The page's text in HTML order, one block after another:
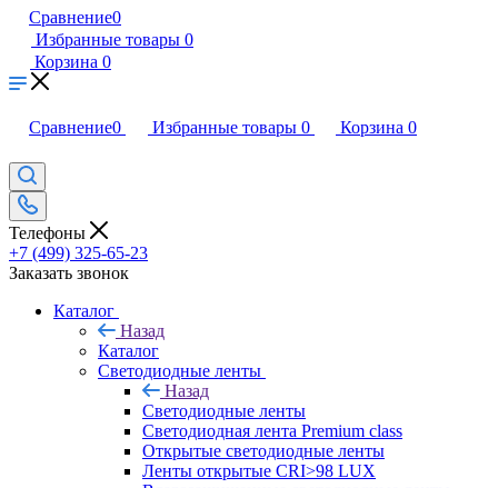
Сравнение0
Избранные товары 0
Корзина 0
Сравнение0 Избранные товары 0 Корзина 0
Телефоны
+7 (499) 325-65-23
Заказать звонок
Каталог
Назад
Каталог
Светодиодные ленты
Назад
Светодиодные ленты
Светодиодная лента Premium class
Открытые светодиодные ленты
Ленты открытые CRI>98 LUX